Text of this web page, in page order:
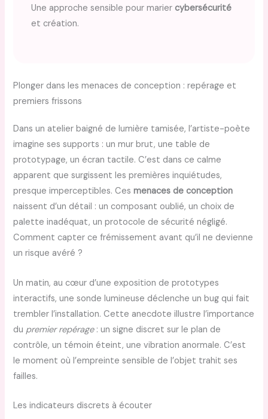
Une approche sensible pour mariercybersécurité
et création.
Plonger dans les menaces de conception : repérage et
premiers frissons
Dans un atelier baigné de lumière tamisée, l’artiste-poète
imagine ses supports : un mur brut, une table de
prototypage, un écran tactile. C’est dans ce calme
apparent que surgissent les premières inquiétudes,
presque imperceptibles. Cesmenaces de conception
naissent d’un détail : un composant oublié, un choix de
palette inadéquat, un protocole de sécurité négligé.
Comment capter ce frémissement avant qu’il ne devienne
un risque avéré ?
Un matin, au cœur d’une exposition de prototypes
interactifs, une sonde lumineuse déclenche un bug qui fait
trembler l’installation. Cette anecdote illustre l’importance
du premier repérage: un signe discret sur le plan de
contrôle, un témoin éteint, une vibration anormale. C’est
le moment où l’empreinte sensible de l’objet trahit ses
failles.
Les indicateurs discrets à écouter